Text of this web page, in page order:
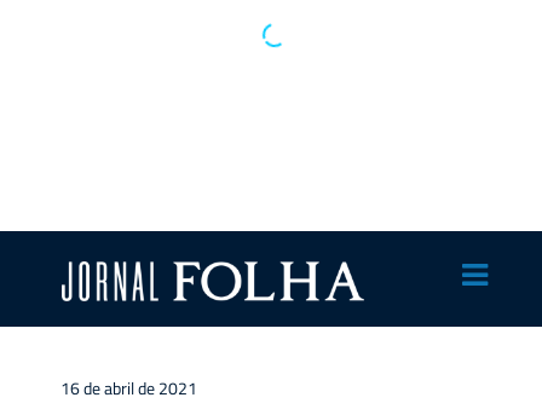
16 de abril de 2021